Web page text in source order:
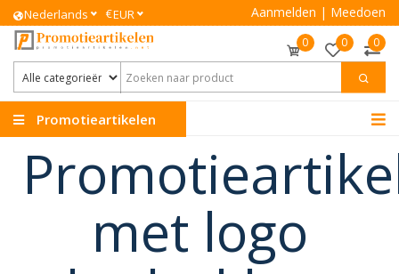
Nederlands €EUR Aanmelden | Meedoen
0 0 0
Promotieartikelen
met logo